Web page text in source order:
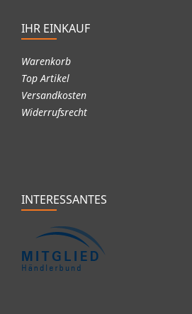
IHR EINKAUF
Warenkorb
Top Artikel
Versandkosten
Widerrufsrecht
INTERESSANTES